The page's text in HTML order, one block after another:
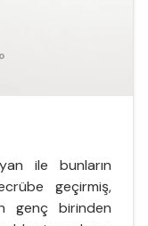
ile bunların
geçirmiş,
genç birinden